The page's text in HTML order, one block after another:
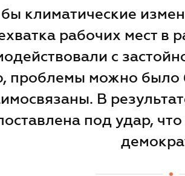
климатические
рабочих мест в
с
проблемы можно было
В
под удар,